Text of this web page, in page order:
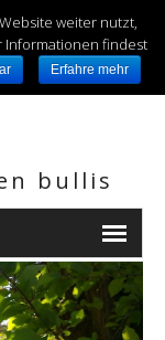
bullis
weiter nutzt,
Informationen findest
Erfahre mehr